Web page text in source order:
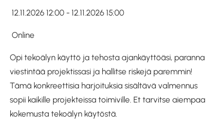
12.11.2026 12:00 - 12.11.2026 15:00
Online
Opi tekoälyn käyttö ja tehosta ajankäyttöäsi, paranna
viestintää projektissasi ja hallitse riskejä paremmin!
Tämä konkreettisia harjoituksia sisältävä valmennus
sopii kaikille projekteissa toimiville. Et tarvitse aiempaa
kokemusta tekoälyn käytöstä.